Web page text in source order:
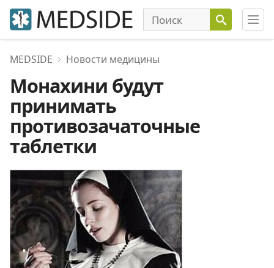
MEDSIDE Новости медицины
Монахини будут
принимать
противозачаточные
таблетки